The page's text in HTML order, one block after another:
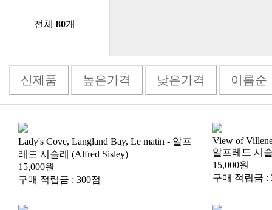
전체 80개
신제품 높은가격 낮은가격 이름순
레드 시슬레 (Alfred Sisley)
15,000원
구매 적립금 : 300점
알프레드 시
15,000원
구매 적립금 :